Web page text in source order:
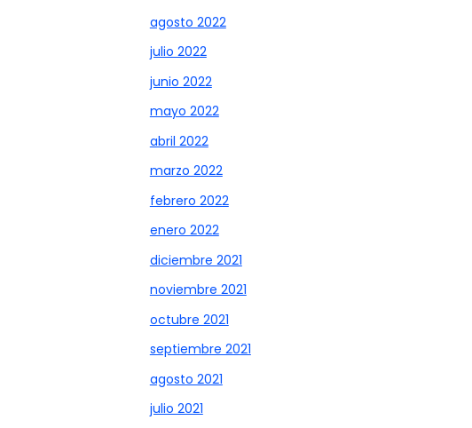
agosto 2022
julio 2022
junio 2022
mayo 2022
abril 2022
marzo 2022
febrero 2022
enero 2022
diciembre 2021
noviembre 2021
octubre 2021
septiembre 2021
agosto 2021
julio 2021